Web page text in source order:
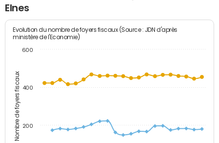
Elnes
Nombre de foyers fiscaux
Evolution du nombre de foyers fiscaux (Source : JDN d'après
ministère de l'Economie)
200
400
600